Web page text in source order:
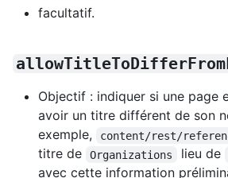
facultatif.
Objectif : indiquer si une page
avoir un titre différent de son
exemple,
content/rest/
titre de
Organizations lieu de
avec cette information